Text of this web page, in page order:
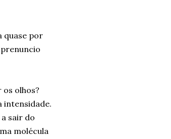
quase por
os olhos?
intensidade.
sair do
molécula